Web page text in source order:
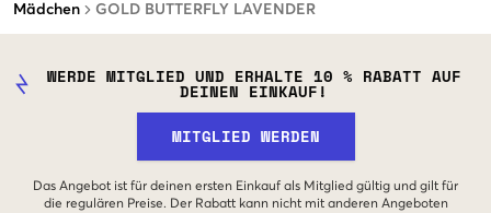
Mädchen GOLD BUTTERFLY LAVENDER
WERDE MITGLIED UND ERHALTE 10 % RABATT AUF
DEINEN EINKAUF!
MITGLIED WERDEN
Das Angebot ist für deinen ersten Einkauf als Mitglied gültig und gilt für
die regulären Preise. Der Rabatt kann nicht mit anderen Angeboten